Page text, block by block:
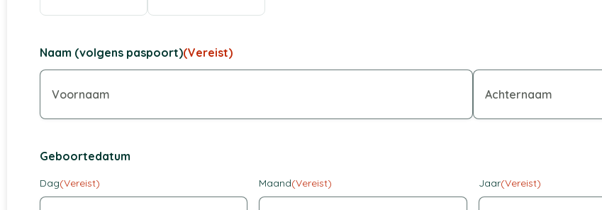
Naam (volgens paspoort)(Vereist)
Geboortedatum
Dag(Vereist) Maand(Vereist) Jaar(Vereist)